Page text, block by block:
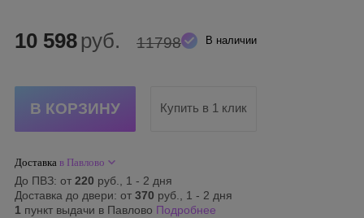
В наличии
10 598 руб. 11798
Купить в 1 клик
Доставка в Павлово
До ПВЗ: от 220 руб., 1 - 2 дня
Доставка до двери: от 370 руб., 1 - 2 дня
1 пункт выдачи в Павлово Подробнее